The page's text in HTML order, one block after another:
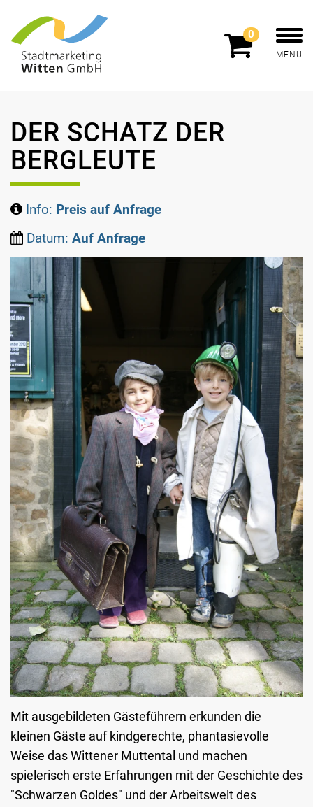
0
MENÜ
DER SCHATZ DER
BERGLEUTE
Info: Preis auf Anfrage
Datum: Auf Anfrage
Mit ausgebildeten Gästeführern erkunden die
kleinen Gäste auf kindgerechte, phantasievolle
Weise das Wittener Muttental und machen
spielerisch erste Erfahrungen mit der Geschichte des
"Schwarzen Goldes" und der Arbeitswelt des